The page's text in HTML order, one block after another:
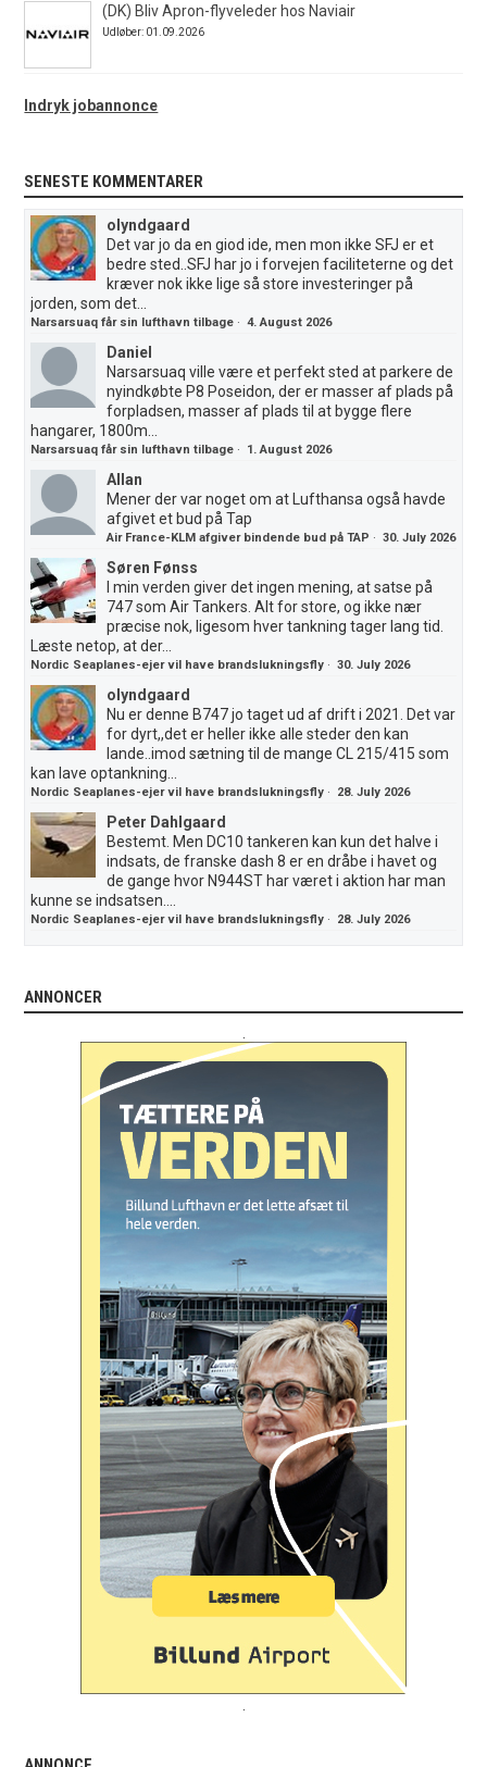
(DK) Bliv Apron-flyveleder hos Naviair
Udløber: 01.09.2026
Indryk jobannonce
SENESTE KOMMENTARER
olyndgaard
Det var jo da en giod ide, men mon ikke SFJ er et
bedre sted..SFJ har jo i forvejen faciliteterne og det
kræver nok ikke lige så store investeringer på
jorden, som det...
Narsarsuaq får sin lufthavn tilbage ·4. August 2026
Daniel
Narsarsuaq ville være et perfekt sted at parkere de
nyindkøbte P8 Poseidon, der er masser af plads på
forpladsen, masser af plads til at bygge flere
hangarer, 1800m...
Narsarsuaq får sin lufthavn tilbage · 1. August 2026
Allan
Mener der var noget om at Lufthansa også havde
afgivet et bud på Tap
Air France-KLM afgiver bindende bud på TAP ·30. July 2026
Søren Fønss
I min verden giver det ingen mening, at satse på
747 som Air Tankers. Alt for store, og ikke nær
præcise nok, ligesom hver tankning tager lang tid.
Læste netop, at der...
Nordic Seaplanes-ejer vil have brandslukningsfly ·30. July 2026
olyndgaard
Nu er denne B747 jo taget ud af drift i 2021. Det var
for dyrt,,det er heller ikke alle steder den kan
lande..imod sætning til de mange CL 215/415 som
kan lave optankning...
Nordic Seaplanes-ejer vil have brandslukningsfly · 28. July 2026
Peter Dahlgaard
Bestemt. Men DC10 tankeren kan kun det halve i
indsats, de franske dash 8 er en dråbe i havet og
de gange hvor N944ST har været i aktion har man
kunne se indsatsen....
Nordic Seaplanes-ejer vil have brandslukningsfly · 28. July 2026
ANNONCER